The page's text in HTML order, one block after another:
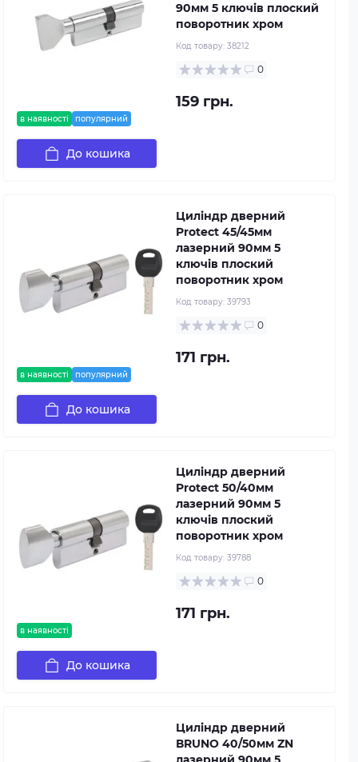
в наявності популярний
90мм 5 ключів плоский
поворотник хром
Код товару: 38212
0
159 грн.
До кошика
в наявності популярний
Циліндр дверний
Protect 45/45мм
лазерний 90мм 5
ключів плоский
поворотник хром
Код товару: 39793
0
171 грн.
До кошика
в наявності
Циліндр дверний
Protect 50/40мм
лазерний 90мм 5
ключів плоский
поворотник хром
Код товару: 39788
0
171 грн.
До кошика
Циліндр дверний
ВRUNO 40/50мм ZN